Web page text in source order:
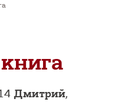
Дмитрий,